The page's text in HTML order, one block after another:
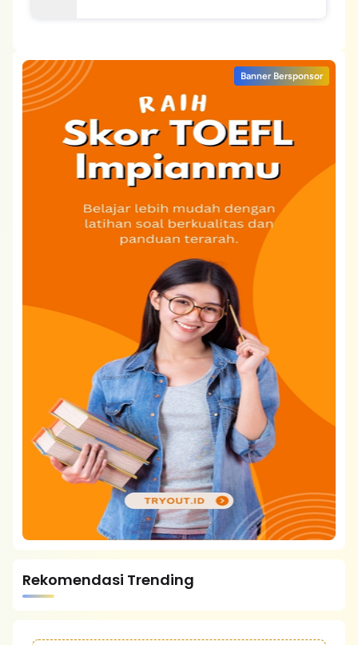
Banner Bersponsor
Rekomendasi Trending